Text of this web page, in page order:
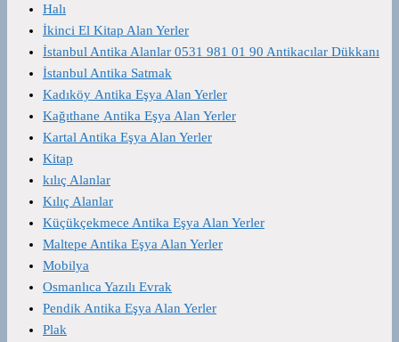
Halı
İkinci El Kitap Alan Yerler
İstanbul Antika Alanlar 0531 981 01 90 Antikacılar Dükkanı
İstanbul Antika Satmak
Kadıköy Antika Eşya Alan Yerler
Kağıthane Antika Eşya Alan Yerler
Kartal Antika Eşya Alan Yerler
Kitap
kılıç Alanlar
Kılıç Alanlar
Küçükçekmece Antika Eşya Alan Yerler
Maltepe Antika Eşya Alan Yerler
Mobilya
Osmanlıca Yazılı Evrak
Pendik Antika Eşya Alan Yerler
Plak